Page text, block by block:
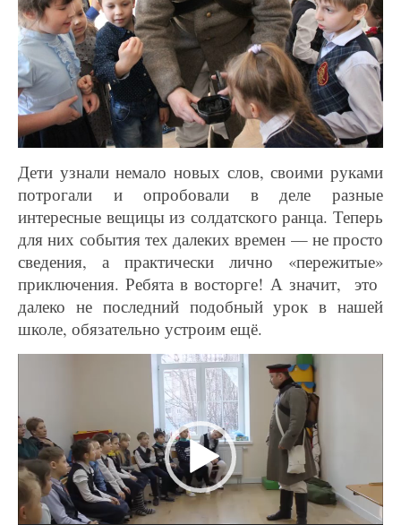
Дети узнали немало новых слов, своими руками
потрогали и опробовали в деле разные
интересные вещицы из солдатского ранца. Теперь
для них события тех далеких времен — не просто
сведения, а практически лично «пережитые»
приключения. Ребята в восторге! А значит, это
далеко не последний подобный урок в нашей
школе, обязательно устроим ещё.